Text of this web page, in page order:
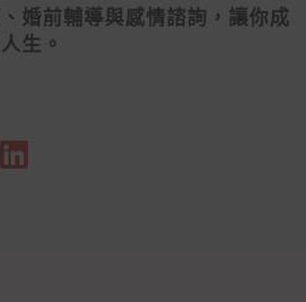
婚前輔導與感情諮詢，讓你成
生。